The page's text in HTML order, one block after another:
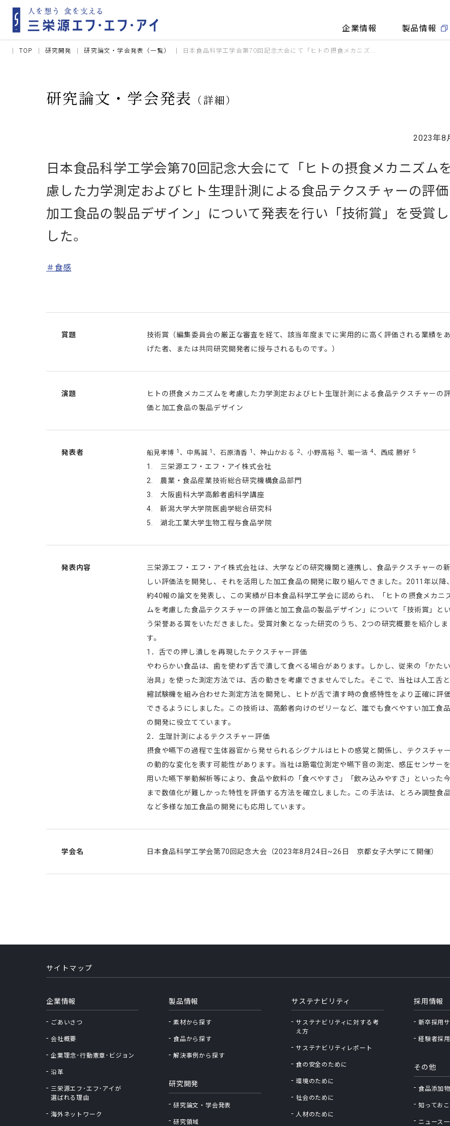
企業情報 製品情報
TOP 研究開発 研究論文・学会発表（一覧） 日本食品科学工学会第70回記念大会にて「ヒトの摂食メカニズ...
研究論文・学会発表 （詳細）
2023年8
日本食品科学工学会第70回記念大会にて「ヒトの摂食メカニズム
慮した力学測定およびヒト生理計測による食品テクスチャーの評価
加工食品の製品デザイン」について発表を行い「技術賞」を受賞
した。
＃食感
賞題
技術賞（編集委員会の厳正な審査を経て、該当年度までに実用的に高く評価される業績をあ
げた者、または共同研究開発者に授与されるものです。）
演題
ヒトの摂食メカニズムを考慮した力学測定およびヒト生理計測による食品テクスチャーの
価と加工食品の製品デザイン
発表者 船見孝博 1 、中馬誠 1 、石原清香 1 、神山かおる 2、小野高裕 3、堀一浩 4、西成 勝好 5
1. 三栄源エフ・エフ・アイ株式会社
2. 農業・食品産業技術総合研究機構食品部門
3. 大阪歯科大学高齢者歯科学講座
4. 新潟大学大学院医歯学総合研究科
5. 湖北工業大学生物工程与食品学院
発表内容
三栄源エフ・エフ・アイ株式会社は、大学などの研究機関と連携し、食品テクスチャーの新
しい評価法を開発し、それを活用した加工食品の開発に取り組んできました。2011年以降、
約40報の論文を発表し、この実績が日本食品科学工学会に認められ、「ヒトの摂食メカニ
ムを考慮した食品テクスチャーの評価と加工食品の製品デザイン」について「技術賞」とい
う栄誉ある賞をいただきました。受賞対象となった研究のうち、2つの研究概要を紹介しま
す。
1．舌での押し潰しを再現したテクスチャー評価
やわらかい食品は、歯を使わず舌で潰して食べる場合があります。しかし、従来の「かたい
治具」を使った測定方法では、舌の動きを考慮できませんでした。そこで、当社は人工舌
縮試験機を組み合わせた測定方法を開発し、ヒトが舌で潰す時の食感特性をより正確に評価
できるようにしました。この技術は、高齢者向けのゼリーなど、誰でも食べやすい加工食品
の開発に役立てています。
2．生理計測によるテクスチャー評価
摂食や嚥下の過程で生体器官から発せられるシグナルはヒトの感覚と関係し、テクスチャー
の動的な変化を表す可能性があります。当社は筋電位測定や嚥下音の測定、感圧センサーを
用いた嚥下挙動解析等により、食品や飲料の「食べやすさ」「飲み込みやすさ」といった今
まで数値化が難しかった特性を評価する方法を確立しました。この手法は、とろみ調整食品
など多様な加工食品の開発にも応用しています。
学会名 日本食品科学工学会第70回記念大会（2023年8月24日~26日 京都女子大学にて開催）
サイトマップ
企業情報
ごあいさつ
会社概要
企業理念･行動憲章･ビジョン
沿革
三栄源エフ･エフ･アイが
選ばれる理由
海外ネットワーク
製品情報
素材から探す
食品から探す
解決事例から探す
研究開発
研究論文・学会発表
研究領域
サステナビリティ
サステナビリティに対する考
え⽅
サステナビリティレポート
食の安全のために
環境のために
社会のために
人材のために
採用情報
新卒採用
経験者採
その他
食品添加
知ってお
ニュース